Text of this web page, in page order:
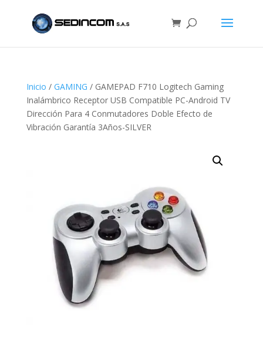
Inicio / GAMING / GAMEPAD F710 Logitech Gaming
Inalámbrico Receptor USB Compatible PC-Android TV
Dirección Para 4 Conmutadores Doble Efecto de
Vibración Garantía 3Años-SILVER